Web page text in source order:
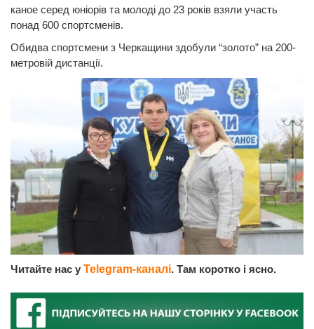
каное серед юніорів та молоді до 23 років взяли участь
понад 600 спортсменів.
Обидва спортсмени з Черкащини здобули “золото” на 200-
метровій дистанції.
Читайте нас у Telegram-каналі. Там коротко і ясно.